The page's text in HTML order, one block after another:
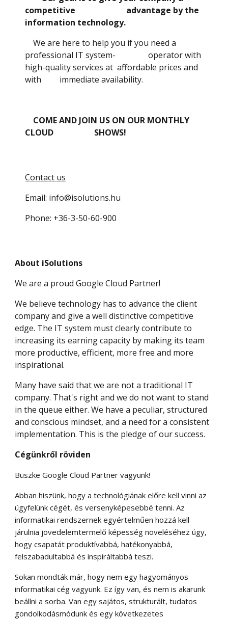
competitive advantage by the
information technology.
We are here to help you if you need a
professional IT system- operator with
high-quality services at affordable prices and
with immediate availability.
COME AND JOIN US ON OUR MONTHLY
CLOUD SHOWS!
Contact us
Email: info@isolutions.hu
Phone: +36-3-50-60-900
About iSolutions
We are a proud Google Cloud Partner!
We believe technology has to advance the client
company and give a well distinctive competitive
edge. The IT system must clearly contribute to
increasing its earning capacity by making its team
more productive, efficient, more free and more
inspirational.
Many have said that we are not a traditional IT
company. That's right and we do not want to stand
in the queue either. We have a peculiar, structured
and conscious mindset, and a need for a consistent
implementation. This is the pledge of our success.
Cégünkről röviden
Büszke Google Cloud Partner vagyunk!
Abban hiszünk, hogy a technológiának előre kell vinni az
ügyfelünk cégét, és versenyképesebbé tenni. Az
informatikai rendszernek egyértelműen hozzá kell
járulnia jövedelemtermelő képesség növeléséhez úgy,
hogy csapatát produktívabbá, hatékonyabbá,
felszabadultabbá és inspiráltabbá teszi.
Sokan mondták már, hogy nem egy hagyományos
informatikai cég vagyunk. Ez így van, és nem is akarunk
beállni a sorba. Van egy sajátos, strukturált, tudatos
gondolkodásmódunk és egy következetes